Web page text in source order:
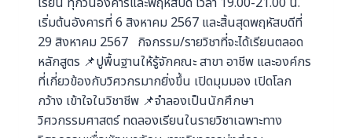
เริ่มต้นอังคารที่ 6 สิงหาคม 2567 และสิ้นสุดพฤหัสบดีที่
29 สิงหาคม 2567 กิจกรรม/รายวิชาที่จะได้เรียนตลอด
หลักสูตร 📌ปูพื้นฐานให้รู้จักคณะ สาขา อาชีพ และองค์กร
ที่เกี่ยวข้องกับวิศวกรมากยิ่งขึ้น เปิดมุมมอง เปิดโลก
กว้าง เข้าใจในวิชาชีพ 📌จำลองเป็นนักศึกษา
วิศวกรรมศาสตร์ ทดลองเรียนในรายวิชาเฉพาะทาง